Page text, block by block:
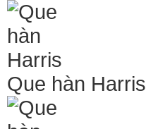
Que hàn Harris